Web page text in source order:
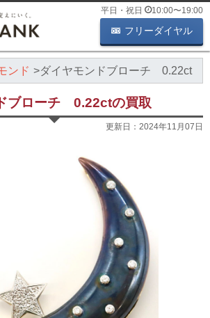
平日・祝日 10:00〜19:00
フリーダイヤル
ンド ダイヤモンドブローチ 0.22ct
ブローチ 0.22ctの買取
更新日： 2024年11月07日